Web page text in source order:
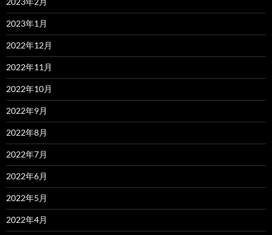
2023年1月
2022年12月
2022年11月
2022年10月
2022年9月
2022年8月
2022年7月
2022年6月
2022年5月
2022年4月